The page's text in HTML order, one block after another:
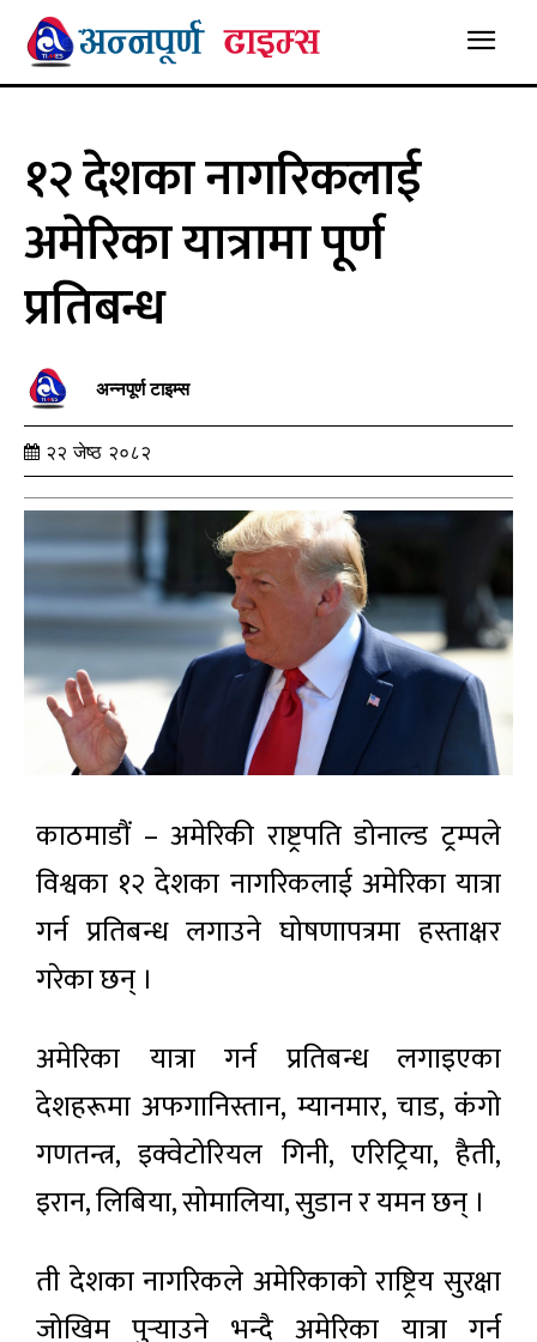
१२ देशका नागरिकलाई
अमेरिका यात्रामा पूर्ण
प्रतिबन्ध
अन्नपूर्ण टाइम्स
२२ जेष्ठ २०८२
काठमाडौं – अमेरिकी राष्ट्रपति डोनाल्ड ट्रम्पले
विश्वका १२ देशका नागरिकलाई अमेरिका यात्रा
गर्न प्रतिबन्ध लगाउने घोषणापत्रमा हस्ताक्षर
गरेका छन् ।
अमेरिका यात्रा गर्न प्रतिबन्ध लगाइएका
देशहरूमा अफगानिस्तान, म्यानमार, चाड, कंगो
गणतन्त्र, इक्वेटोरियल गिनी, एरिट्रिया, हैती,
इरान, लिबिया, सोमालिया, सुडान र यमन छन् ।
ती देशका नागरिकले अमेरिकाको राष्ट्रिय सुरक्षा
जोखिम पुर्‍याउने भन्दै अमेरिका यात्रा गर्न